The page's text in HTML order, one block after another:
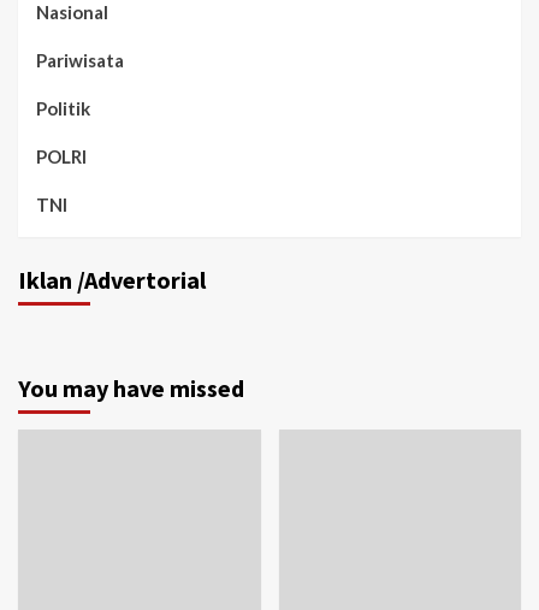
Nasional
Pariwisata
Politik
POLRI
TNI
Iklan /Advertorial
You may have missed